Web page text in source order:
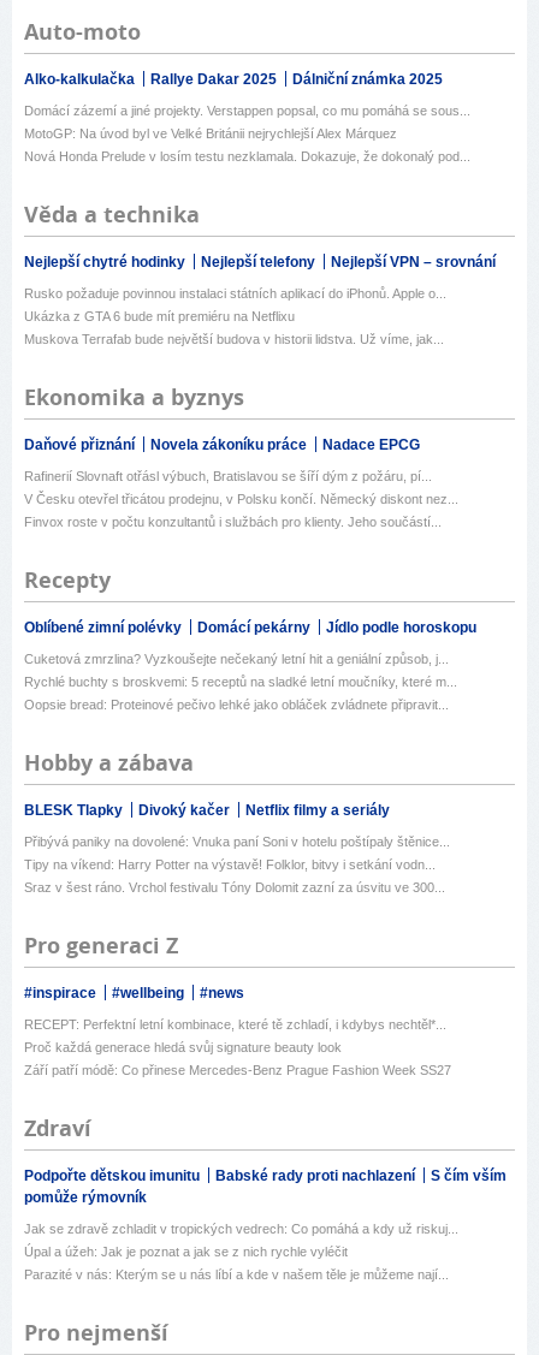
Auto-moto
Alko-kalkulačka Rallye Dakar 2025 Dálniční známka 2025
Domácí zázemí a jiné projekty. Verstappen popsal, co mu pomáhá se sous...
MotoGP: Na úvod byl ve Velké Británii nejrychlejší Alex Márquez
Nová Honda Prelude v losím testu nezklamala. Dokazuje, že dokonalý pod...
Věda a technika
Nejlepší chytré hodinky Nejlepší telefony Nejlepší VPN – srovnání
Rusko požaduje povinnou instalaci státních aplikací do iPhonů. Apple o...
Ukázka z GTA 6 bude mít premiéru na Netflixu
Muskova Terrafab bude největší budova v historii lidstva. Už víme, jak...
Ekonomika a byznys
Daňové přiznání Novela zákoníku práce Nadace EPCG
Rafinerií Slovnaft otřásl výbuch, Bratislavou se šíří dým z požáru, pí...
V Česku otevřel třicátou prodejnu, v Polsku končí. Německý diskont nez...
Finvox roste v počtu konzultantů i službách pro klienty. Jeho součástí...
Recepty
Oblíbené zimní polévky Domácí pekárny Jídlo podle horoskopu
Cuketová zmrzlina? Vyzkoušejte nečekaný letní hit a geniální způsob, j...
Rychlé buchty s broskvemi: 5 receptů na sladké letní moučníky, které m...
Oopsie bread: Proteinové pečivo lehké jako obláček zvládnete připravit...
Hobby a zábava
BLESK Tlapky Divoký kačer Netflix filmy a seriály
Přibývá paniky na dovolené: Vnuka paní Soni v hotelu poštípaly štěnice...
Tipy na víkend: Harry Potter na výstavě! Folklor, bitvy i setkání vodn...
Sraz v šest ráno. Vrchol festivalu Tóny Dolomit zazní za úsvitu ve 300...
Pro generaci Z
#inspirace #wellbeing #news
RECEPT: Perfektní letní kombinace, které tě zchladí, i kdybys nechtěl*...
Proč každá generace hledá svůj signature beauty look
Září patří módě: Co přinese Mercedes-Benz Prague Fashion Week SS27
Zdraví
Podpořte dětskou imunitu Babské rady proti nachlazení
S čím vším
pomůže rýmovník
Jak se zdravě zchladit v tropických vedrech: Co pomáhá a kdy už riskuj...
Úpal a úžeh: Jak je poznat a jak se z nich rychle vyléčit
Parazité v nás: Kterým se u nás líbí a kde v našem těle je můžeme nají...
Pro nejmenší